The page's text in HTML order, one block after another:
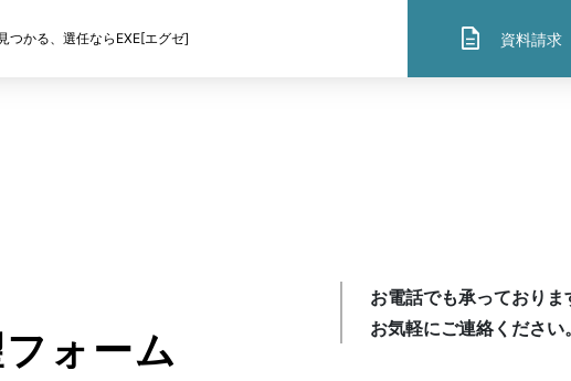
つかる、選任ならEXE[エグゼ] description 資料請求
社外役員×公認会計士
ォーム
お電話でも承っておりま
お気軽にご連絡ください。